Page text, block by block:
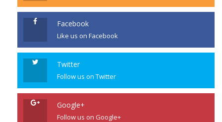
Facebook
Like us on Facebook
Twitter
Follow us on Twitter
Google+
Follow us on Google+